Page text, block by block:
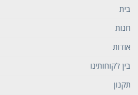
בית
חנות
אודות
בין לקוחותינו
תקנון